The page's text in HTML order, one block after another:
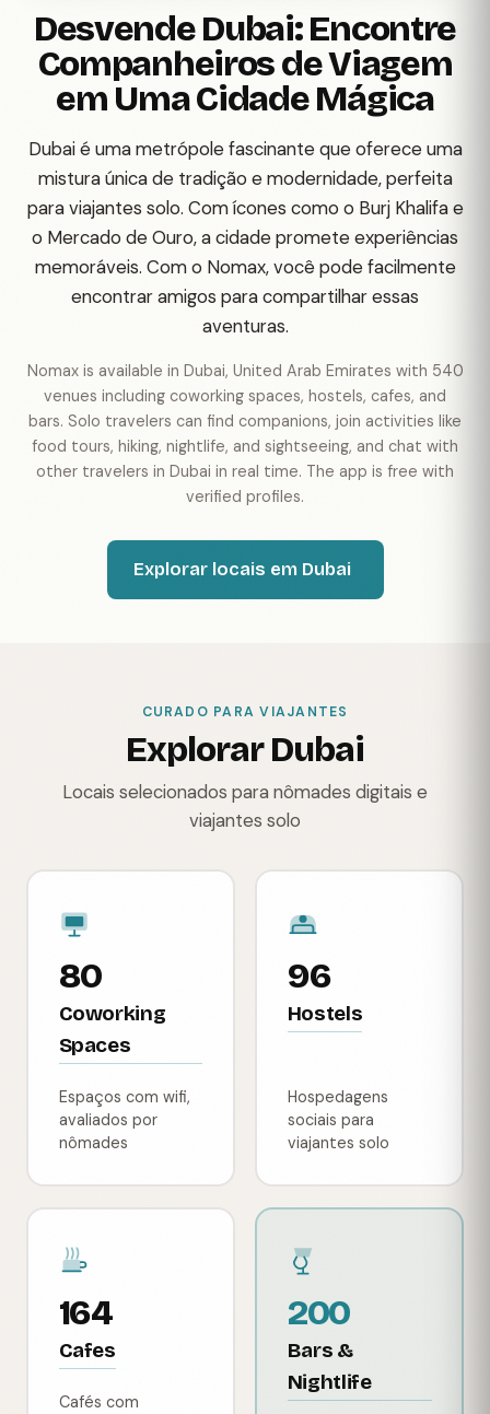
Desvende Dubai: Encontre
Companheiros de Viagem
em Uma Cidade Mágica
Dubai é uma metrópole fascinante que oferece uma
mistura única de tradição e modernidade, perfeita
para viajantes solo. Com ícones como o Burj Khalifa e
o Mercado de Ouro, a cidade promete experiências
memoráveis. Com o Nomax, você pode facilmente
encontrar amigos para compartilhar essas
aventuras.
Nomax is available in Dubai, United Arab Emirates with 540
venues including coworking spaces, hostels, cafes, and
bars. Solo travelers can find companions, join activities like
food tours, hiking, nightlife, and sightseeing, and chat with
other travelers in Dubai in real time. The app is free with
verified profiles.
Explorar locais em Dubai
CURADO PARA VIAJANTES
Explorar Dubai
Locais selecionados para nômades digitais e
viajantes solo
80
Coworking
Spaces
Espaços com wifi,
avaliados por
nômades
96
Hostels
Hospedagens
sociais para
viajantes solo
164
Cafes
Cafés com
200
Bars &
Nightlife